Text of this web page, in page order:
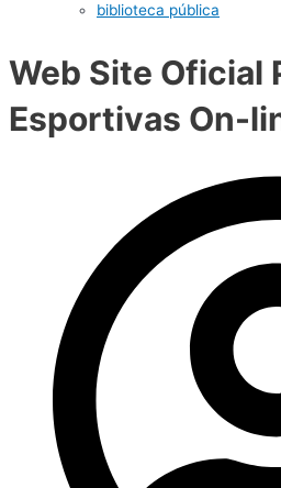
biblioteca pública
Web Site Oficial
Esportivas On-